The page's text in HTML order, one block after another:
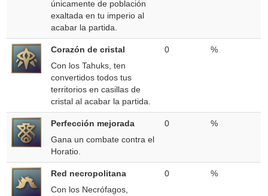
únicamente de población
exaltada en tu imperio al
acabar la partida.
Corazón de cristal
Con los Tahuks, ten
convertidos todos tus
territorios en casillas de
cristal al acabar la partida.
0 %
Perfección mejorada
Gana un combate contra el
Horatio.
0 %
Red necropolitana
Con los Necrófagos,
0 %